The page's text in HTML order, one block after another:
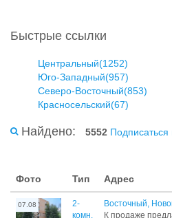
Быстрые ссылки
Центральный(1252)
Юго-Западный(957)
Северо-Восточный(853)
Красносельский(67)
Найдено: 5552
Фото Тип Адрес
07.08
2-
комн.
Восточный,
К продаже